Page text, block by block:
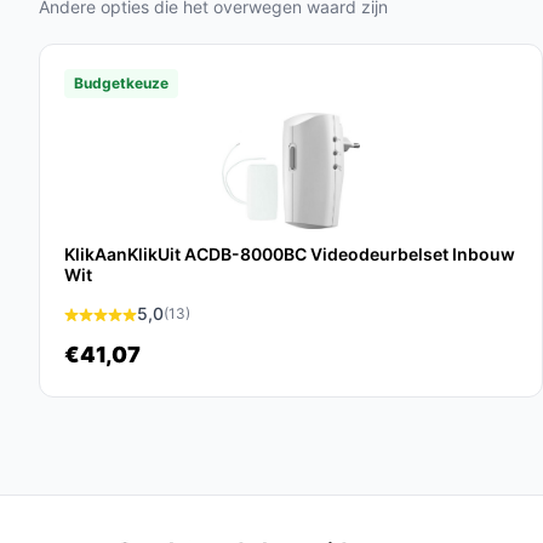
Ontdek alle specificaties en vergelijk prijzen
perfect past bij jouw behoeften!
Andere opties die het overwegen waard zijn
Budgetkeuze
KlikAanKlikUit ACDB-8000BC Videodeurbelset Inbouw
Wit
5,0(13)
€41,07